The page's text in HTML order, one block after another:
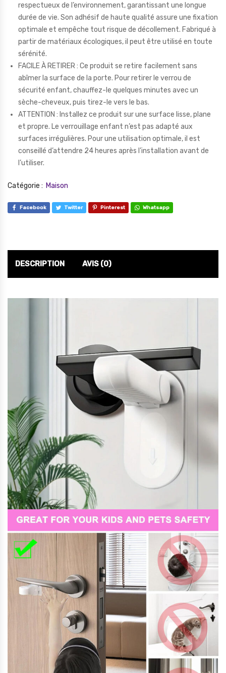
respectueux de l’environnement, garantissant une longue
durée de vie. Son adhésif de haute qualité assure une fixation
optimale et empêche tout risque de décollement. Fabriqué à
partir de matériaux écologiques, il peut être utilisé en toute
sérénité.
FACILE À RETIRER : Ce produit se retire facilement sans
abîmer la surface de la porte. Pour retirer le verrou de
sécurité enfant, chauffez-le quelques minutes avec un
sèche-cheveux, puis tirez-le vers le bas.
ATTENTION : Installez ce produit sur une surface lisse, plane
et propre. Le verrouillage enfant n’est pas adapté aux
surfaces irrégulières. Pour une utilisation optimale, il est
conseillé d’attendre 24 heures après l’installation avant de
l’utiliser.
Catégorie : Maison
Facebook Twitter Pinterest Whatsapp
DESCRIPTION AVIS (0)